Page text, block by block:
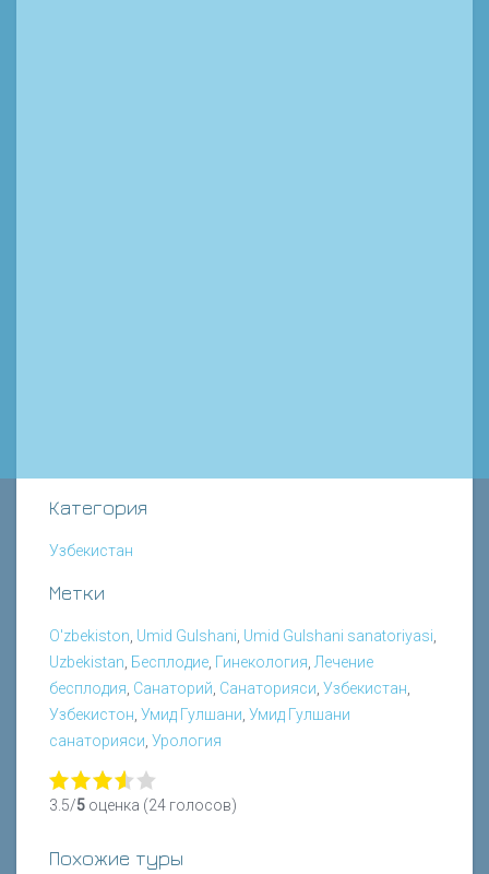
Категория
Узбекистан
Метки
O'zbekiston, Umid Gulshani, Umid Gulshani sanatoriyasi,
Uzbekistan, Бесплодие, Гинекология,Лечение
бесплодия, Санаторий, Санаторияси, Узбекистан,
Узбекистон, Умид Гулшани, Умид Гулшани
санаторияси, Урология
3.5/5 оценка (24 голосов)
Похожие туры